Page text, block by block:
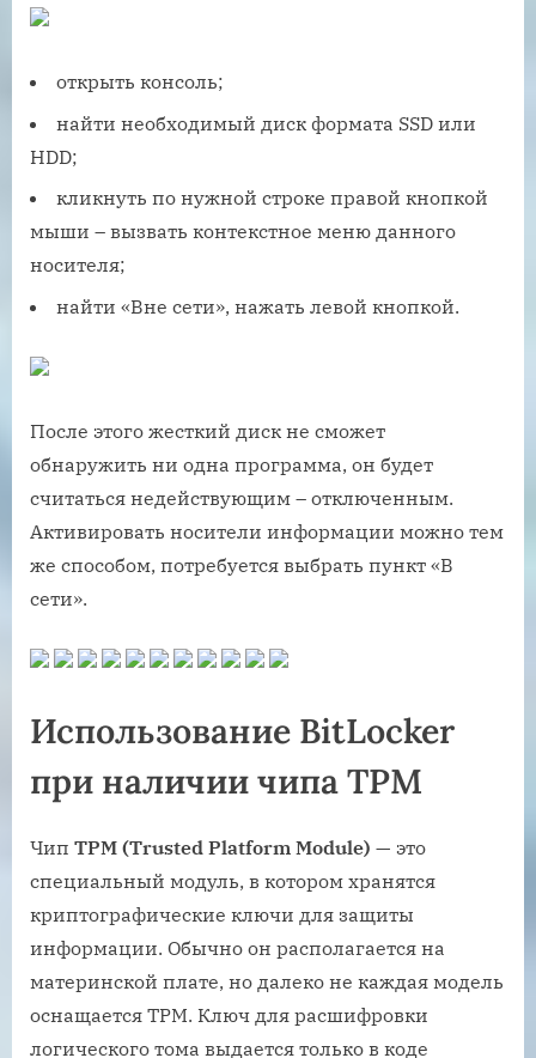
открыть консоль;
найти необходимый диск формата SSD или
HDD;
кликнуть по нужной строке правой кнопкой
мыши – вызвать контекстное меню данного
носителя;
найти «Вне сети», нажать левой кнопкой.
После этого жесткий диск не сможет
обнаружить ни одна программа, он будет
считаться недействующим – отключенным.
Активировать носители информации можно тем
же способом, потребуется выбрать пункт «В
сети».
Использование BitLocker
при наличии чипа TPM
Чип TPM (Trusted Platform Module) — это
специальный модуль, в котором хранятся
криптографические ключи для защиты
информации. Обычно он располагается на
материнской плате, но далеко не каждая модель
оснащается TPM. Ключ для расшифровки
логического тома выдается только в коде